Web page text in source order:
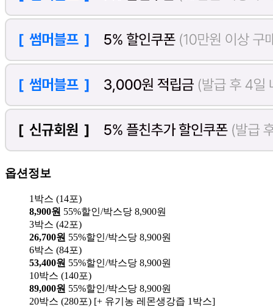
옵션정보
1박스 (14포)
8,900원 55%할인/박스당 8,900원
3박스 (42포)
26,700원 55%할인/박스당 8,900원
6박스 (84포)
53,400원 55%할인/박스당 8,900원
10박스 (140포)
89,000원 55%할인/박스당 8,900원
20박스 (280포) [+ 유기농 레몬생강즙 1박스]